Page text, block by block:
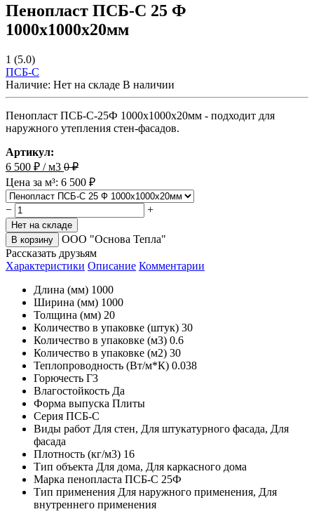
Пенопласт ПСБ-С 25 Ф
1000x1000x20мм
1 (5.0)
ПСБ-C
Наличие: Нет на складе В наличии
Пенопласт ПСБ-С-25Ф 1000x1000x20мм - подходит для
наружного утепления стен-фасадов.
Артикул:
6 500 ₽ / м3 0₽
Цена за м³: 6 500 ₽
− +
Нет на складе
В корзину
ООО "Основа Тепла"
Рассказать друзьям
Характеристики Описание Комментарии
Длина (мм) 1000
Ширина (мм) 1000
Толщина (мм) 20
Количество в упаковке (штук) 30
Количество в упаковке (м3) 0.6
Количество в упаковке (м2) 30
Теплопроводность (Вт/м*К) 0.038
Горючесть Г3
Влагостойкость Да
Форма выпуска Плиты
Серия ПСБ-С
Виды работ Для стен, Для штукатурного фасада, Для
фасада
Плотность (кг/м3) 16
Тип объекта Для дома, Для каркасного дома
Марка пенопласта ПСБ-С 25Ф
Тип применения Для наружного применения, Для
внутреннего применения